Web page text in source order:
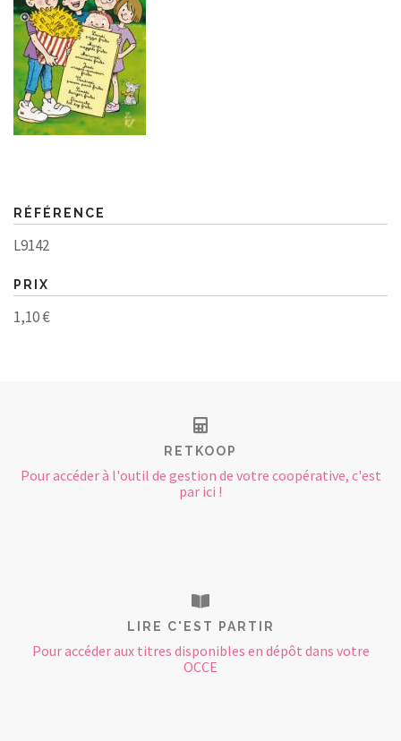
RÉFÉRENCE
L9142
PRIX
1,10 €
RETKOOP
Pour accéder à l'outil de gestion de votre coopérative, c'est
par ici !
LIRE C'EST PARTIR
Pour accéder aux titres disponibles en dépôt dans votre
OCCE